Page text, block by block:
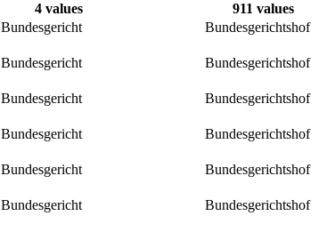
4 values 911 values
Bundesgericht Bundesgerichtshof
Bundesgericht Bundesgerichtshof
Bundesgericht Bundesgerichtshof
Bundesgericht Bundesgerichtshof
Bundesgericht Bundesgerichtshof
Bundesgericht Bundesgerichtshof